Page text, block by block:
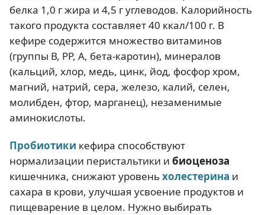
белка 1,0 г жира и 4,5 г углеводов. Калорийность
такого продукта составляет 40 ккал/100 г. В
кефире содержится множество витаминов
(группы В, РР, А, бета-каротин), минералов
(кальций, хлор, медь, цинк, йод, фосфор хром,
магний, натрий, сера, железо, калий, селен,
молибден, фтор, марганец), незаменимые
аминокислоты.
Пробиотики кефира способствуют
нормализации перистальтики и биоценоза
кишечника, снижают уровеньхолестерина и
сахара в крови, улучшая усвоение продуктов и
пищеварение в целом. Нужно выбирать